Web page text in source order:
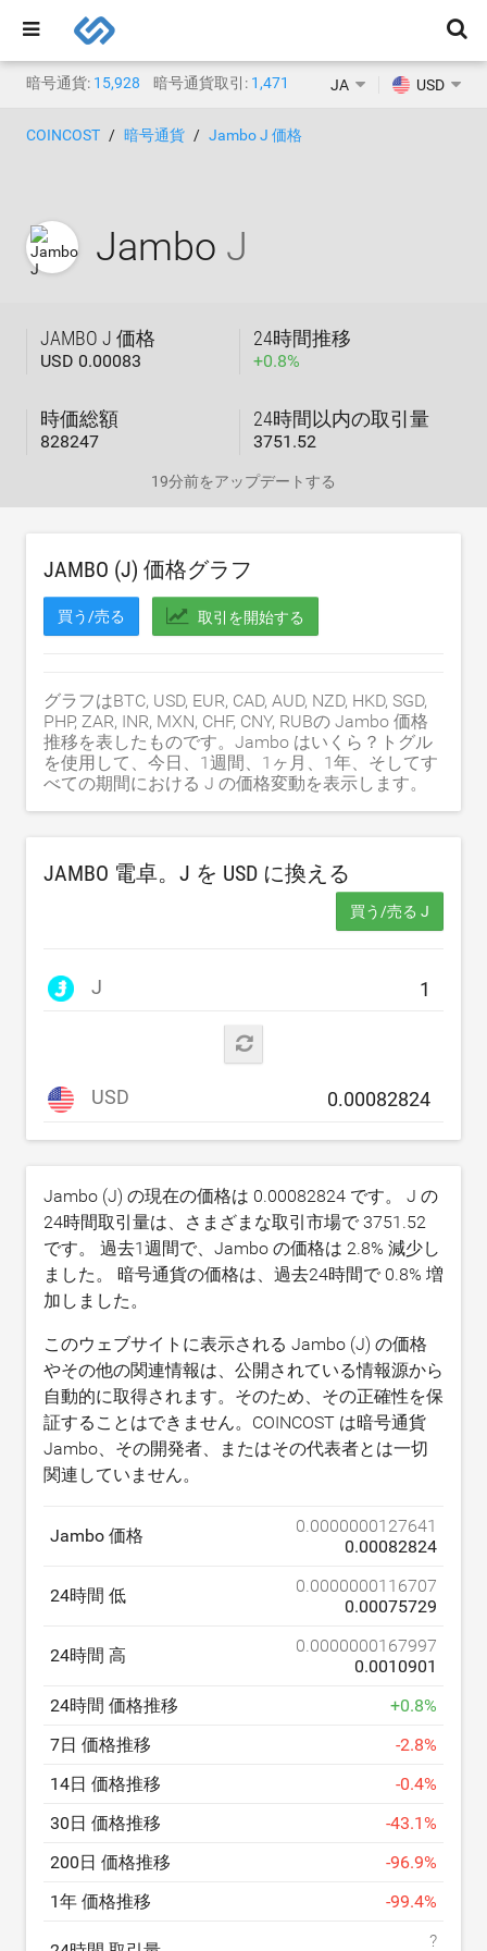
暗号通貨: 15,928 暗号通貨取引: 1,471 JA USD
COINCOST 暗号通貨 Jambo J 価格
Jambo J
JAMBO J 価格
USD 0.00083
24時間推移
+0.8%
時価総額
828247
24時間以内の取引量
3751.52
19分前をアップデートする
JAMBO (J) 価格グラフ
買う/売る 取引を開始する
グラフはBTC, USD, EUR, CAD, AUD, NZD, HKD, SGD,
PHP, ZAR, INR, MXN, CHF, CNY, RUBの Jambo 価格
推移を表したものです。Jambo はいくら？トグル
を使用して、今日、1週間、1ヶ月、1年、そしてす
べての期間における J の価格変動を表示します。
JAMBO 電卓。J を USD に換える
買う/売る J
J
USD
Jambo (J) の現在の価格は 0.00082824 です。 J の
24時間取引量は、さまざまな取引市場で 3751.52
です。 過去1週間で、Jambo の価格は 2.8% 減少し
ました。 暗号通貨の価格は、過去24時間で 0.8% 増
加しました。
このウェブサイトに表示される Jambo (J) の価格
やその他の関連情報は、公開されている情報源から
自動的に取得されます。そのため、その正確性を保
証することはできません。COINCOST は暗号通貨
Jambo、その開発者、またはその代表者とは一切
関連していません。
Jambo 価格
0.0000000127641
0.00082824
24時間 低
0.0000000116707
0.00075729
24時間 高
0.0000000167997
0.0010901
24時間 価格推移
+0.8%
7日 価格推移
-2.8%
14日 価格推移
-0.4%
30日 価格推移
-43.1%
200日 価格推移
-96.9%
1年 価格推移
-99.4%
?